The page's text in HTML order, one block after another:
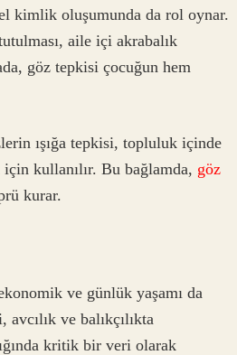
kimlik oluşumunda da rol oynar.
aile içi akrabalık
göz tepkisi çocuğun hem
ışığa tepkisi, topluluk içinde
için kullanılır. Bu bağlamda, göz
kurar.
ve günlük yaşamı da
ve balıkçılıkta
kritik bir veri olarak